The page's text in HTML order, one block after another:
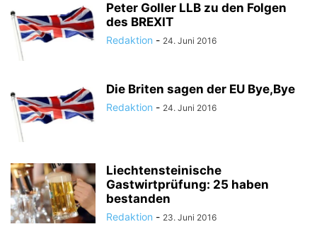
Peter Goller LLB zu den Folgen
des BREXIT
Redaktion - 24. Juni 2016
Die Briten sagen der EU Bye,Bye
Redaktion - 24. Juni 2016
Liechtensteinische
Gastwirtprüfung: 25 haben
bestanden
Redaktion - 23. Juni 2016